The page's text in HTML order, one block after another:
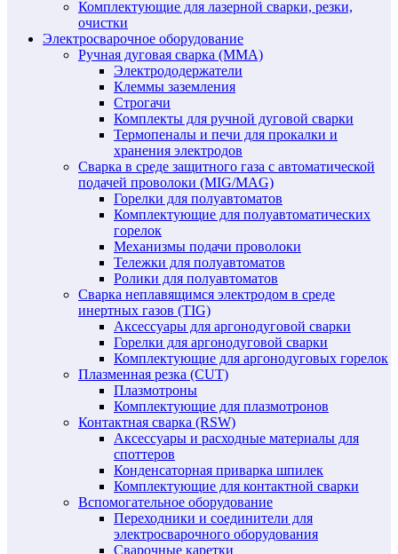
Комплектующие для лазерной сварки, резки,
очистки
Электросварочное оборудование
Ручная дуговая сварка (MMA)
Электрододержатели
Клеммы заземления
Строгачи
Комплекты для ручной дуговой сварки
Термопеналы и печи для прокалки и
хранения электродов
Сварка в среде защитного газа с автоматической
подачей проволоки (MIG/MAG)
Горелки для полуавтоматов
Комплектующие для полуавтоматических
горелок
Механизмы подачи проволоки
Тележки для полуавтоматов
Ролики для полуавтоматов
Сварка неплавящимся электродом в среде
инертных газов (TIG)
Аксессуары для аргонодуговой сварки
Горелки для аргонодуговой сварки
Комплектующие для аргонодуговых горелок
Плазменная резка (CUT)
Плазмотроны
Комплектующие для плазмотронов
Контактная сварка (RSW)
Аксессуары и расходные материалы для
споттеров
Конденсаторная приварка шпилек
Комплектующие для контактной сварки
Вспомогательное оборудование
Переходники и соединители для
электросварочного оборудования
Сварочные каретки